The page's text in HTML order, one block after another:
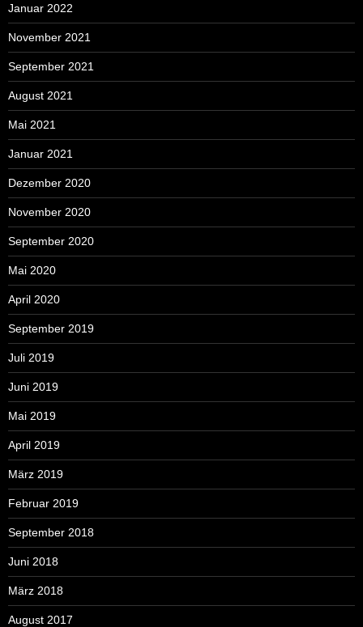
Januar 2022
November 2021
September 2021
August 2021
Mai 2021
Januar 2021
Dezember 2020
November 2020
September 2020
Mai 2020
April 2020
September 2019
Juli 2019
Juni 2019
Mai 2019
April 2019
März 2019
Februar 2019
September 2018
Juni 2018
März 2018
August 2017